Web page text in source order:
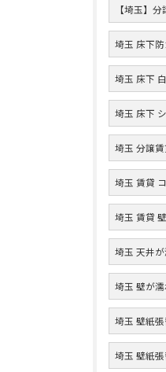
【埼玉】
埼玉 床下
埼玉 床下
埼玉 床下
埼玉 分譲
埼玉 賃貸
埼玉 賃貸
埼玉 天井
埼玉 壁が
埼玉 壁紙
埼玉 壁紙